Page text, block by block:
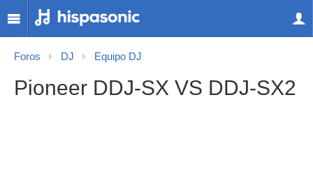
Foros DJ Equipo DJ
Pioneer DDJ-SX VS DDJ-SX2